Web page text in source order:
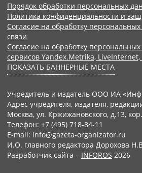
Порядок обработки персональных
Политика конфиденциальности и
Согласие на обработку
связи
Согласие на обработку
сервисов Yandex.Metrika,
ПОКАЗАТЬ БАННЕРНЫЕ МЕСТА
Учредитель и издатель ООО ИА
Адрес учредителя, издателя,
Москва, ул. Кржижановского, д.13,
Телефон: +7 (495) 718-84-11
E-mail: info@gazeta-organizator.ru
И.О. главного редактора Дорохова
Разработчик сайта – INFOROS 2026